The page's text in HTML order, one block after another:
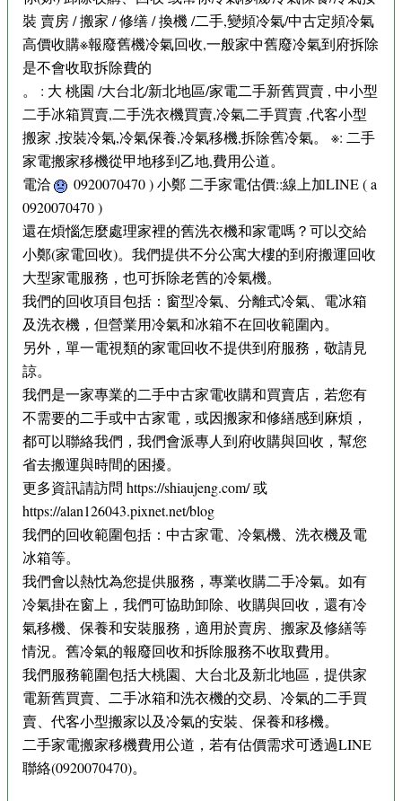
裝 賣房 / 搬家 / 修缮 / 換機 /二手,變頻冷氣/中古定頻冷氣
高價收購※報廢舊機冷氣回收,一般家中舊廢冷氣到府拆除
是不會收取拆除費的
。 : 大 桃園 /大台北/新北地區/家電二手新舊買賣 , 中小型
二手冰箱買賣,二手洗衣機買賣,冷氣二手買賣 ,代客小型
搬家 ,按裝冷氣,冷氣保養,冷氣移機,拆除舊冷氣。 ※: 二手
家電搬家移機從甲地移到乙地,費用公道。
電洽
0920070470 ) 小鄭 二手家電估價::線上加LINE ( a
0920070470 )
還在煩惱怎麼處理家裡的舊洗衣機和家電嗎？可以交給
小鄭(家電回收)。我們提供不分公寓大樓的到府搬運回收
大型家電服務，也可拆除老舊的冷氣機。
我們的回收項目包括：窗型冷氣、分離式冷氣、電冰箱
及洗衣機，但營業用冷氣和冰箱不在回收範圍內。
另外，單一電視類的家電回收不提供到府服務，敬請見
諒。
我們是一家專業的二手中古家電收購和買賣店，若您有
不需要的二手或中古家電，或因搬家和修繕感到麻煩，
都可以聯絡我們，我們會派專人到府收購與回收，幫您
省去搬運與時間的困擾。
更多資訊請訪問 https://shiaujeng.com/ 或
https://alan126043.pixnet.net/blog
我們的回收範圍包括：中古家電、冷氣機、洗衣機及電
冰箱等。
我們會以熱忱為您提供服務，專業收購二手冷氣。如有
冷氣掛在窗上，我們可協助卸除、收購與回收，還有冷
氣移機、保養和安裝服務，適用於賣房、搬家及修繕等
情況。舊冷氣的報廢回收和拆除服務不收取費用。
我們服務範圍包括大桃園、大台北及新北地區，提供家
電新舊買賣、二手冰箱和洗衣機的交易、冷氣的二手買
賣、代客小型搬家以及冷氣的安裝、保養和移機。
二手家電搬家移機費用公道，若有估價需求可透過LINE
聯絡(0920070470)。